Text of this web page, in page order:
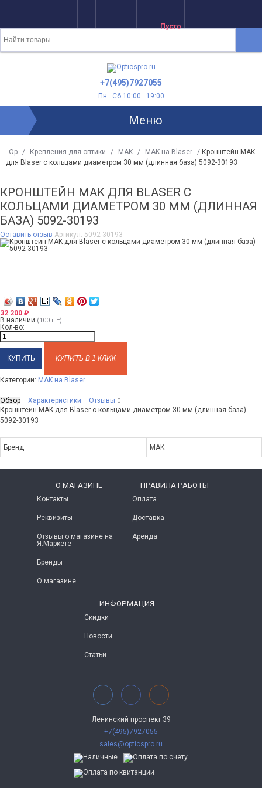
Пусто
+7(495)7927055
Пн—Сб 10:00—19:00
Меню
Op / Крепления для оптики / MAK / MAK на Blaser / Кронштейн MAK
для Blaser с кольцами диаметром 30 мм (длинная база) 5092-30193
КРОНШТЕЙН MAK ДЛЯ BLASER С
КОЛЬЦАМИ ДИАМЕТРОМ 30 ММ (ДЛИННАЯ
БАЗА) 5092-30193
Оставить отзыв Артикул: 5092-30193
32 200 ₽
В наличии (100 шт)
Кол-во:
КУПИТЬ В 1 КЛИК
Категории: MAK на Blaser
Обзор Характеристики Отзывы 0
Кронштейн MAK для Blaser с кольцами диаметром 30 мм (длинная база)
5092-30193
Бренд MAK
O МАГАЗИНЕ
Контакты
Реквизиты
Отзывы о магазине на
Я.Маркете
Бренды
О магазине
ПРАВИЛА РАБОТЫ
Оплата
Доставка
Аренда
ИНФОРМАЦИЯ
Скидки
Новости
Статьи
Ленинский проспект 39
+7(495)7927055
sales@opticspro.ru